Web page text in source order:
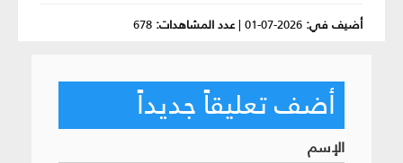
أضيف في: 2026-07-01
|عدد المشاهدات: 678
أضف تعليقاً جديداً
الإسم